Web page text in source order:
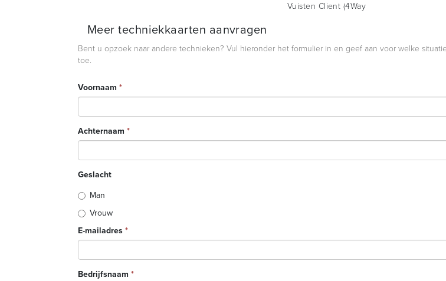
Vuisten Client (4Way
Meer techniekkaarten aanvragen
Bent u opzoek naar andere technieken? Vul hieronder het formulier in en geef aan voor welke
toe.
Voornaam *
Achternaam *
Geslacht
Man
Vrouw
E-mailadres *
Bedrijfsnaam *